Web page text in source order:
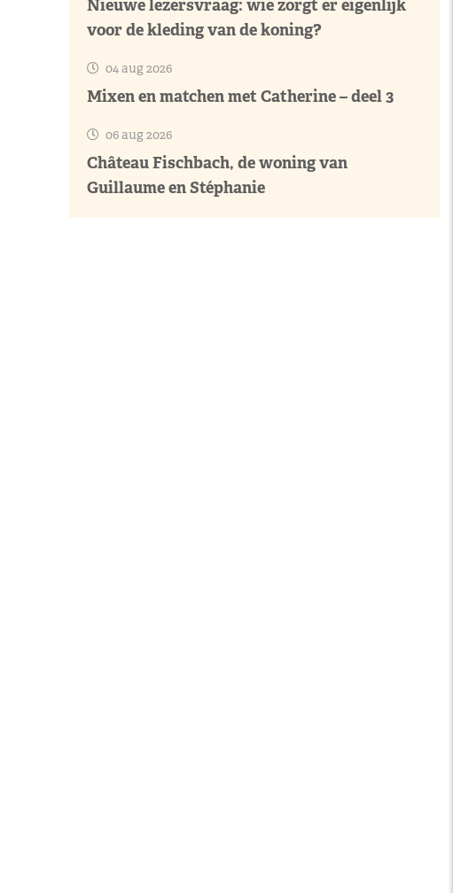
Nieuwe lezersvraag: wie zorgt er eigenlijk
voor de kleding van de koning?
04 aug 2026
Mixen en matchen met Catherine – deel 3
06 aug 2026
Château Fischbach, de woning van
Guillaume en Stéphanie